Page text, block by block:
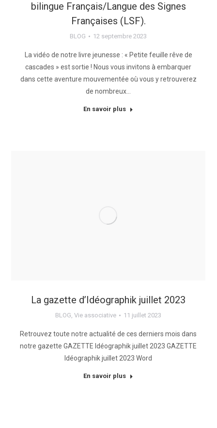
bilingue Français/Langue des Signes
Françaises (LSF).
BLOG 12 septembre 2023
La vidéo de notre livre jeunesse : « Petite feuille rêve de
cascades » est sortie ! Nous vous invitons à embarquer
dans cette aventure mouvementée où vous y retrouverez
de nombreux…
En savoir plus
La gazette d’Idéographik juillet 2023
BLOG, Vie associative 11 juillet 2023
Retrouvez toute notre actualité de ces derniers mois dans
notre gazette GAZETTE Idéographik juillet 2023 GAZETTE
Idéographik juillet 2023 Word
En savoir plus